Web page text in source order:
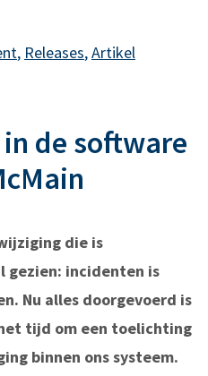
, Releases,Artikel
de software
die is
gezien: incidenten is
Nu alles doorgevoerd is
tijd om een toelichting
binnen ons systeem.